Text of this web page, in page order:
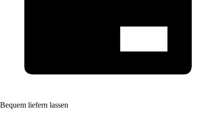
Bequem liefern lassen